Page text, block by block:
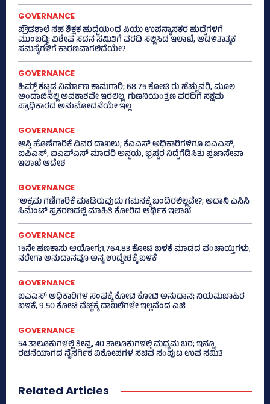
GOVERNANCE
ಪ್ರೌಢಶಾಲೆ ಸಹ ಶಿಕ್ಷಕ ಹುದ್ದೆಯಿಂದ ಪಿಯು ಉಪನ್ಯಾಸಕರ ಹುದ್ದೆಗಳಿಗೆ
ಮುಂಬಡ್ತಿ; ವಿಶೇಷ ಸದನ ಸಮಿತಿಗೆ ವರದಿ ಸಲ್ಲಿಸಿದ ಇಲಾಖೆ, ಆಡಳಿತಾತ್ಮಕ
ಸಮಸ್ಯೆಗಳಿಗೆ ಕಾರಣವಾಗಲಿದೆಯೇ?
GOVERNANCE
ಹಿಮ್ಸ್‌ ಕಟ್ಟಡ ನಿರ್ಮಾಣ ಕಾಮಗಾರಿ; 68.75 ಕೋಟಿ ರು ಹೆಚ್ಚುವರಿ, ಮೂಲ
ಅಂದಾಜಿನಲ್ಲಿ ಅವಕಾಶವೇ ಇರಲಿಲ್ಲ, ಗುಣನಿಯಂತ್ರಣ ವರದಿಗೆ ಸಕ್ಷಮ
ಪ್ರಾಧಿಕಾರದ ಅನುಮೋದನೆಯೇ ಇಲ್ಲ
GOVERNANCE
ಆಸ್ತಿ ಹೊಣೆಗಾರಿಕೆ ವಿವರ ದಾಖಲು; ಕೆಎಎಸ್ ಅಧಿಕಾರಿಗಳಿಗೂ ಐಎಎಸ್‌,
ಐಪಿಎಸ್‌, ಐಎಫ್‌ಎಸ್‌ ಮಾದರಿ ಅನ್ವಯ, ಭ್ರಷ್ಟರ ನಿದ್ದೆಗೆಡಿಸಿತು ಪ್ರಜಾಸೇವಾ
ಇಲಾಖೆ ಆದೇಶ
GOVERNANCE
‘ಅಕ್ರಮ ಗಣಿಗಾರಿಕೆ ಮಾಡಿರುವುದು ಗಮನಕ್ಕೆ ಬಂದಿರಲಿಲ್ಲವೇ?; ಅದಾನಿ ಎಸಿಸಿ
ಸಿಮೆಂಟ್ ಪ್ರಕರಣದಲ್ಲಿ ಮಾಹಿತಿ ಕೋರಿದ ಆರ್ಥಿಕ ಇಲಾಖೆ
GOVERNANCE
15ನೇ ಹಣಕಾಸು ಆಯೋಗ;1,764.83 ಕೋಟಿ ಬಳಕೆ ಮಾಡದ ಪಂಚಾಯ್ತಿಗಳು,
ನರೇಗಾ ಅನುದಾನವೂ ಅನ್ಯ ಉದ್ದೇಶಕ್ಕೆ ಬಳಕೆ
GOVERNANCE
ಐಎಎಸ್‌ ಅಧಿಕಾರಿಗಳ ಸಂಘಕ್ಕೆ ಕೋಟಿ ಕೋಟಿ ಅನುದಾನ; ನಿಯಮಬಾಹಿರ
ಬಳಕೆ, 9.50 ಕೋಟಿ ವೆಚ್ಚಕ್ಕೆ ದಾಖಲೆಗಳೇ ಇಲ್ಲವೆಂದ ಎಜಿ
GOVERNANCE
54 ತಾಲೂಕುಗಳಲ್ಲಿ ತೀವ್ರ, 40 ತಾಲೂಕುಗಳಲ್ಲಿ ಮಧ್ಯಮ ಬರ; ಇನ್ನೂ
ರಚನೆಯಾಗದ ನೈಸರ್ಗಿಕ ವಿಕೋಪಗಳ ಸಚಿವ ಸಂಪುಟ ಉಪ ಸಮಿತಿ
Related Articles